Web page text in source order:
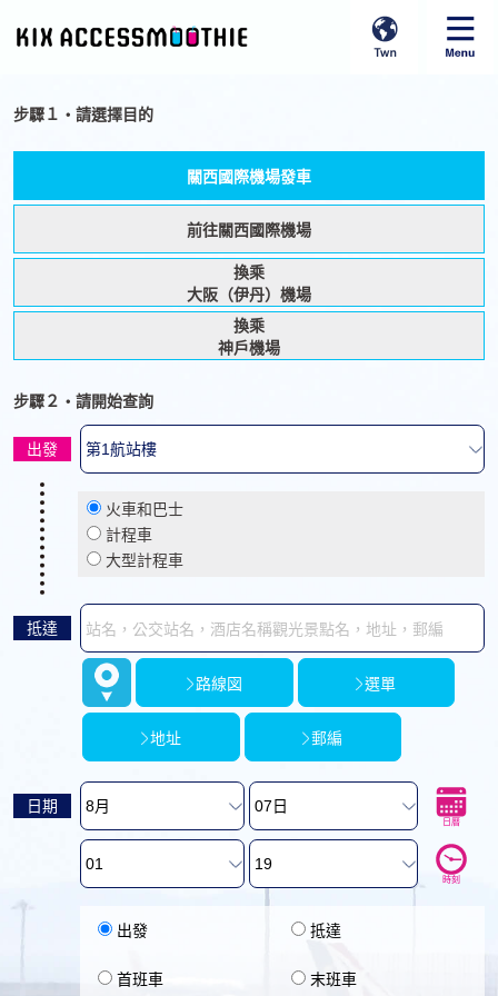
步驟１‧請選擇目的
關西國際機場發車
前往關西國際機場
換乘
大阪（伊丹）機場
換乘
神戶機場
步驟２‧請開始查詢
出發
火車和巴士
計程車
大型計程車
抵達
路線図 選單
地址 郵編
日期
日曆
時刻
出發 抵達
首班車 末班車